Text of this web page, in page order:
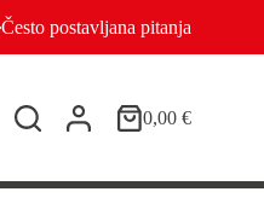
Često postavljana pitanja
Košarica
0,00 €